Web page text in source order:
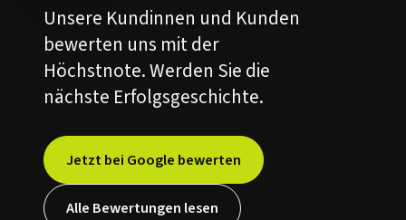
Unsere Kundinnen und Kunden
bewerten uns mit der
Höchstnote. Werden Sie die
nächste Erfolgsgeschichte.
Jetzt bei Google bewerten
Alle Bewertungen lesen